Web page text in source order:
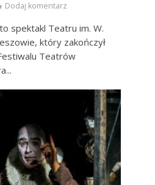
Dodaj komentarz
spektakl Teatru im. W.
który zakończył
Teatrów